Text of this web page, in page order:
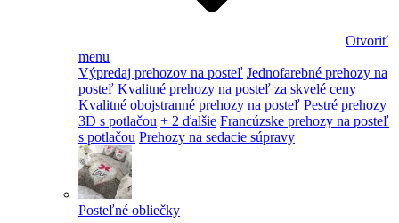
Otvoriť
menu
Výpredaj prehozov na posteľ Jednofarebné prehozy na
posteľ Kvalitné prehozy na posteľ za skvelé ceny
Kvalitné obojstranné prehozy na posteľ Pestré prehozy
3D s potlačou + 2 ďalšie Francúzske prehozy na posteľ
s potlačou Prehozy na sedacie súpravy
Posteľné obliečky